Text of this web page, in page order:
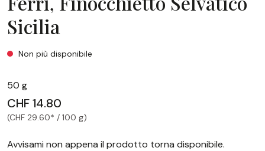
Sicilia
Ferri, Finocchietto Selvatico Sicilia
Non più disponibile
50 g
CHF 14.80
(CHF 29.60* / 100 g)
Avvisami non appena il prodotto torna disponibile.